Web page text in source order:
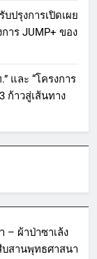
ปรุงการเปิดเผย
าร JUMP+ ของ
และ “โครงการ
ก้าวสู่เส้นทาง
– ผ้าป่าซาเล้ง
บสานพุทธศาสนา